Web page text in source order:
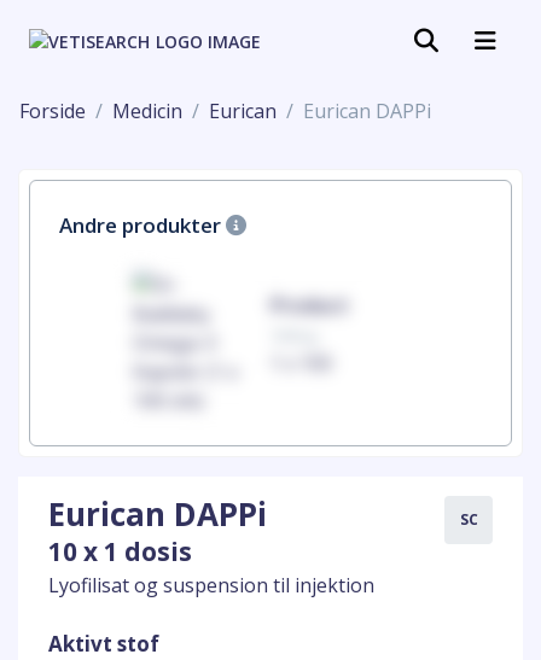
Forside Medicin Eurican Eurican DAPPi
Andre produkter
Product
Eurican DAPPi
10 x 1 dosis
Lyofilisat og suspension til injektion
SC
Aktivt stof